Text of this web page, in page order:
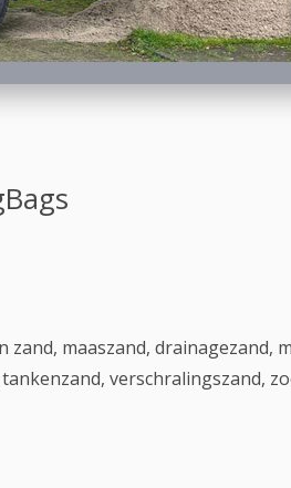
maaszand, drainagezand,
verschralingszand,